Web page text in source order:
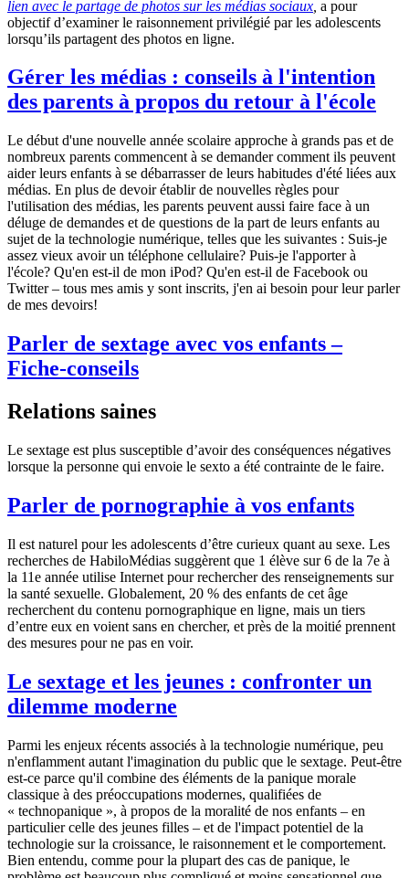
lien avec le partage de photos sur les médias sociaux a pour
objectif d’examiner le raisonnement privilégié par les adolescents
lorsqu’ils partagent des photos en ligne.
Gérer les médias : conseils à l'intention
des parents à propos du retour à l'école
Le début d'une nouvelle année scolaire approche à grands pas et de
nombreux parents commencent à se demander comment ils peuvent
aider leurs enfants à se débarrasser de leurs habitudes d'été liées aux
médias. En plus de devoir établir de nouvelles règles pour
l'utilisation des médias, les parents peuvent aussi faire face à un
déluge de demandes et de questions de la part de leurs enfants au
sujet de la technologie numérique, telles que les suivantes : Suis-je
assez vieux avoir un téléphone cellulaire? Puis-je l'apporter à
l'école? Qu'en est-il de mon iPod? Qu'en est-il de Facebook ou
Twitter – tous mes amis y sont inscrits, j'en ai besoin pour leur parler
de mes devoirs!
Parler de sextage avec vos enfants –
Fiche-conseils
Relations saines
Le sextage est plus susceptible d’avoir des conséquences négatives
lorsque la personne qui envoie le sexto a été contrainte de le faire.
Parler de pornographie à vos enfants
Il est naturel pour les adolescents d’être curieux quant au sexe. Les
recherches de HabiloMédias suggèrent que 1 élève sur 6 de la 7e à
la 11e année utilise Internet pour rechercher des renseignements sur
la santé sexuelle. Globalement, 20 % des enfants de cet âge
recherchent du contenu pornographique en ligne, mais un tiers
d’entre eux en voient sans en chercher, et près de la moitié prennent
des mesures pour ne pas en voir.
Le sextage et les jeunes : confronter un
dilemme moderne
Parmi les enjeux récents associés à la technologie numérique, peu
n'enflamment autant l'imagination du public que le sextage. Peut-être
est-ce parce qu'il combine des éléments de la panique morale
classique à des préoccupations modernes, qualifiées de
« technopanique », à propos de la moralité de nos enfants – en
particulier celle des jeunes filles – et de l'impact potentiel de la
technologie sur la croissance, le raisonnement et le comportement.
Bien entendu, comme pour la plupart des cas de panique, le